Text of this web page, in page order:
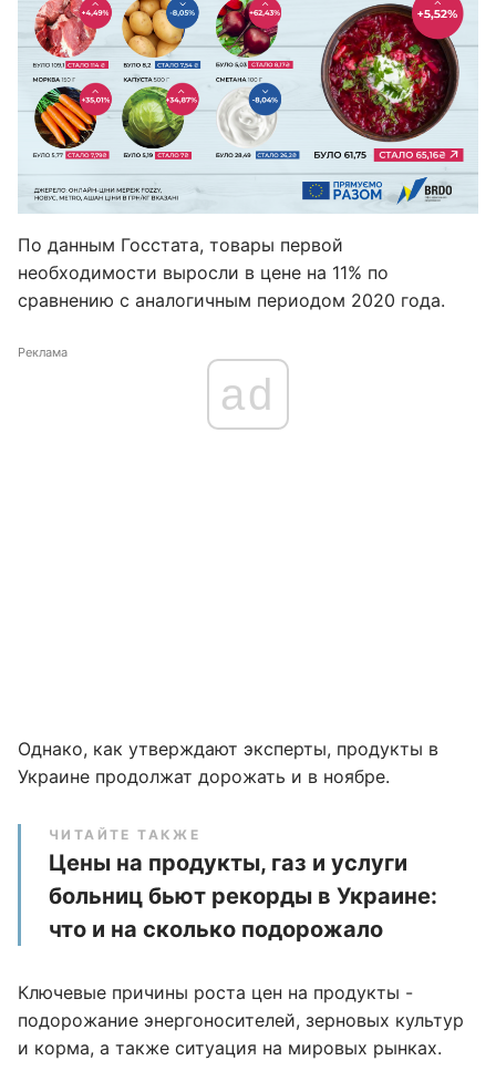
По данным Госстата, товары первой
необходимости выросли в цене на 11% по
сравнению с аналогичным периодом 2020 года.
Реклама
ad
Однако, как утверждают эксперты, продукты в
Украине продолжат дорожать и в ноябре.
ЧИТАЙТЕ ТАКЖЕ
Цены на продукты, газ и услуги
больниц бьют рекорды в Украине:
что и на сколько подорожало
Ключевые причины роста цен на продукты -
подорожание энергоносителей, зерновых культур
и корма, а также ситуация на мировых рынках.